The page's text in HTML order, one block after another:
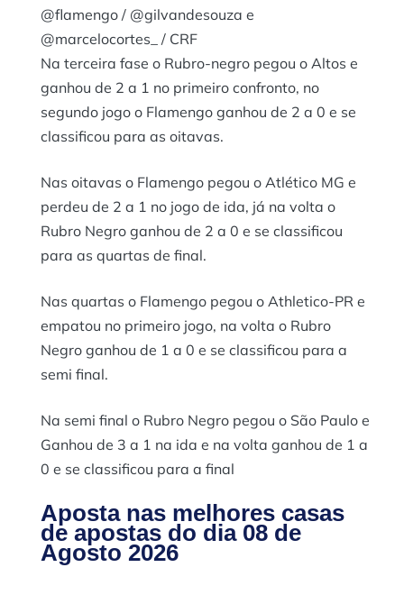
@flamengo / @gilvandesouza e
@marcelocortes_ / CRF
Na terceira fase o Rubro-negro pegou o Altos e
ganhou de 2 a 1 no primeiro confronto, no
segundo jogo o Flamengo ganhou de 2 a 0 e se
classificou para as oitavas.
Nas oitavas o Flamengo pegou o Atlético MG e
perdeu de 2 a 1 no jogo de ida, já na volta o
Rubro Negro ganhou de 2 a 0 e se classificou
para as quartas de final.
Nas quartas o Flamengo pegou o Athletico-PR e
empatou no primeiro jogo, na volta o Rubro
Negro ganhou de 1 a 0 e se classificou para a
semi final.
Na semi final o Rubro Negro pegou o São Paulo e
Ganhou de 3 a 1 na ida e na volta ganhou de 1 a
0 e se classificou para a final
Aposta nas melhores casas
de apostas do dia 08 de
Agosto 2026